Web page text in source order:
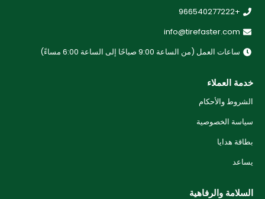
+966540277222
info@tirefaster.com
ساعات العمل (من الساعة 9:00 صباحًا إلى الساعة 6:00 مساءً)
خدمة العملاء
الشروط والأحكام
سياسة الخصوصية
بطاقة هدايا
يساعد
السلامة والرفاهية